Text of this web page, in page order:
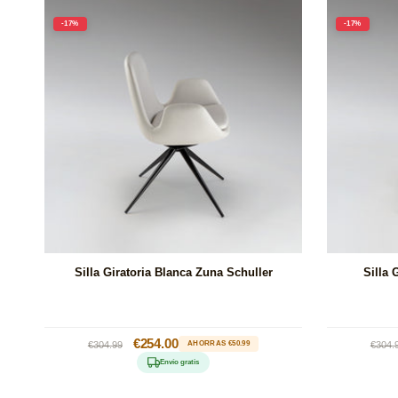
-17%
Silla Giratoria Blanca Zuna Schuller
Precio
€304.99
Precio
de
oferta
€254.00 AHORRAS €50.99
Envío gratis
-17%
Silla